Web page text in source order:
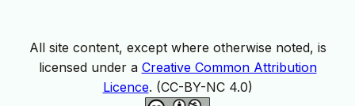
All site content, except where otherwise noted, is
licensed under a Creative Common Attribution
Licence. (CC-BY-NC 4.0)